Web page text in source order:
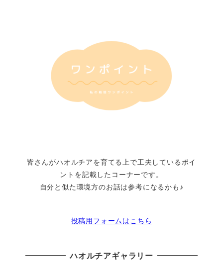
皆さんがハオルチアを育てる上で工夫しているポイ
ントを記載したコーナーです。
自分と似た環境方のお話は参考になるかも♪
投稿用フォームはこちら
ハオルチアギャラリー